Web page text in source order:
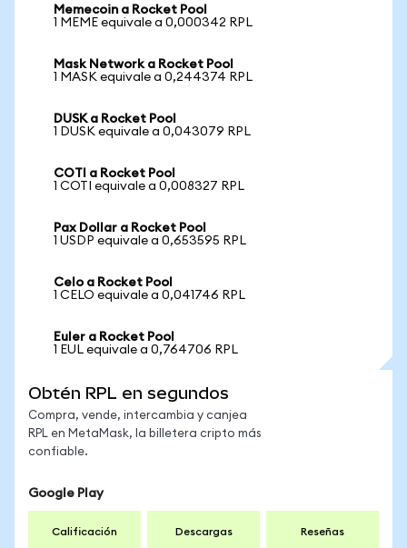
Memecoin a Rocket Pool
1 MEME equivale a 0,000342 RPL
Mask Network a Rocket Pool
1 MASK equivale a 0,244374 RPL
DUSK a Rocket Pool
1 DUSK equivale a 0,043079 RPL
COTI a Rocket Pool
1 COTI equivale a 0,008327 RPL
Pax Dollar a Rocket Pool
1 USDP equivale a 0,653595 RPL
Celo a Rocket Pool
1 CELO equivale a 0,041746 RPL
Euler a Rocket Pool
1 EUL equivale a 0,764706 RPL
Obtén RPL en segundos
Compra, vende, intercambia y canjea
RPL en MetaMask, la billetera cripto más
confiable.
Google Play
Calificación Descargas Reseñas